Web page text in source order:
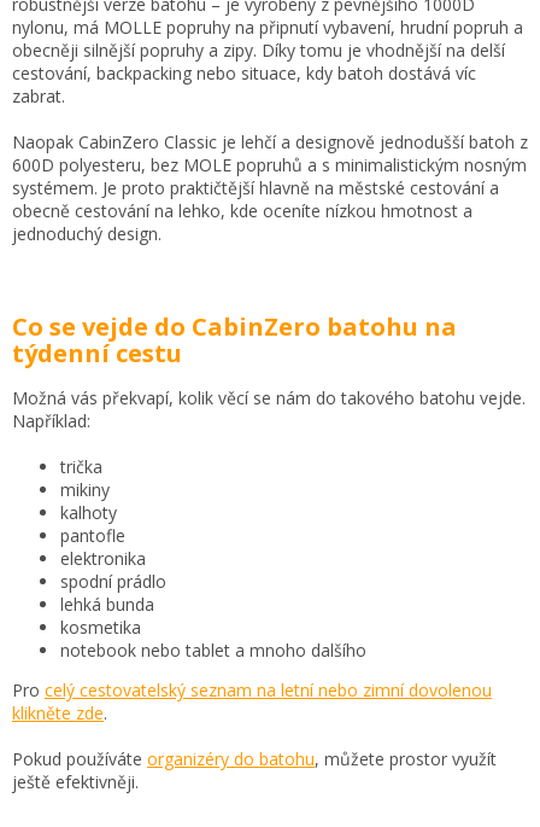
nylonu, má MOLLE popruhy na připnutí vybavení, hrudní popruh a
obecněji silnější popruhy a zipy. Díky tomu je vhodnější na delší
cestování, backpacking nebo situace, kdy batoh dostává víc
zabrat.
Naopak CabinZero Classic je lehčí a designově jednodušší batoh z
600D polyesteru, bez MOLE popruhů a s minimalistickým nosným
systémem. Je proto praktičtější hlavně na městské cestování a
obecně cestování na lehko, kde oceníte nízkou hmotnost a
jednoduchý design.
Co se vejde do CabinZero batohu na
týdenní cestu
Možná vás překvapí, kolik věcí se nám do takového batohu vejde.
Například:
trička
mikiny
kalhoty
pantofle
elektronika
spodní prádlo
lehká bunda
kosmetika
notebook nebo tablet a mnoho dalšího
Pro celý cestovatelský seznam na letní nebo zimní dovolenou
klikněte zde.
Pokud používáte organizéry do batohu, můžete prostor využít
ještě efektivněji.